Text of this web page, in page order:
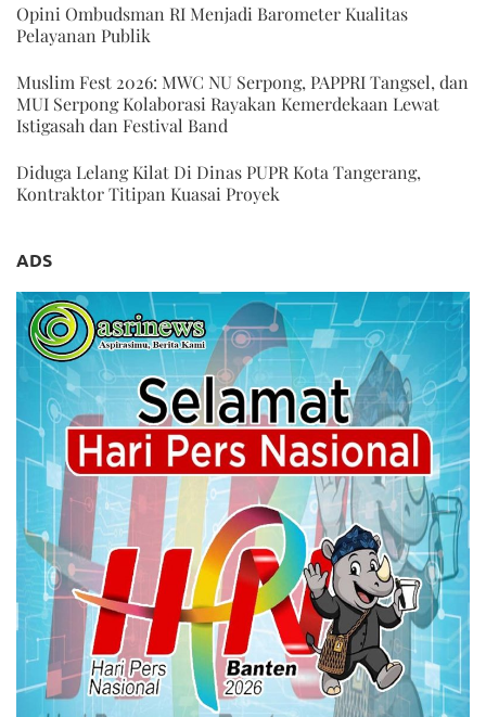
Opini Ombudsman RI Menjadi Barometer Kualitas
Pelayanan Publik
Muslim Fest 2026: MWC NU Serpong, PAPPRI Tangsel, dan
MUI Serpong Kolaborasi Rayakan Kemerdekaan Lewat
Istigasah dan Festival Band
Diduga Lelang Kilat Di Dinas PUPR Kota Tangerang,
Kontraktor Titipan Kuasai Proyek
ADS